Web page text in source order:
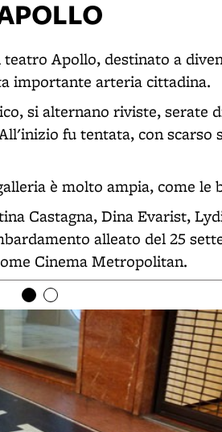
Apollo, destinato a
importante arteria cittadina.
si alternano riviste, serate
fu tentata, con scarso
è molto ampia, come le
Castagna, Dina Evarist,
alleato del 25
Cinema Metropolitan.